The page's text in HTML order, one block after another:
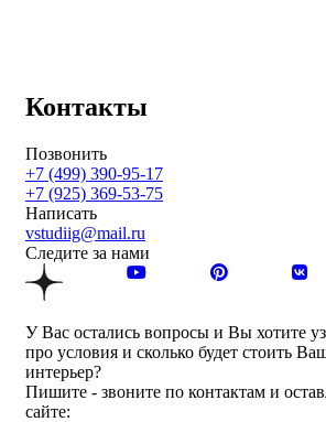
Контакты
У Вас остались вопросы и Вы хотите
про условия и сколько будет стоить
интерьер?
Пишите - звоните по контактам и
сайте:
Позвонить
+7 (499) 390-95-17
+7 (925) 369-53-75
Написать
vstudiig@mail.ru
Следите за нами